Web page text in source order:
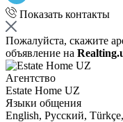
Показать контакты
Пожалуйста, скажите
объявление на
Агентство
Estate Home UZ
Языки общения
English, Русский,